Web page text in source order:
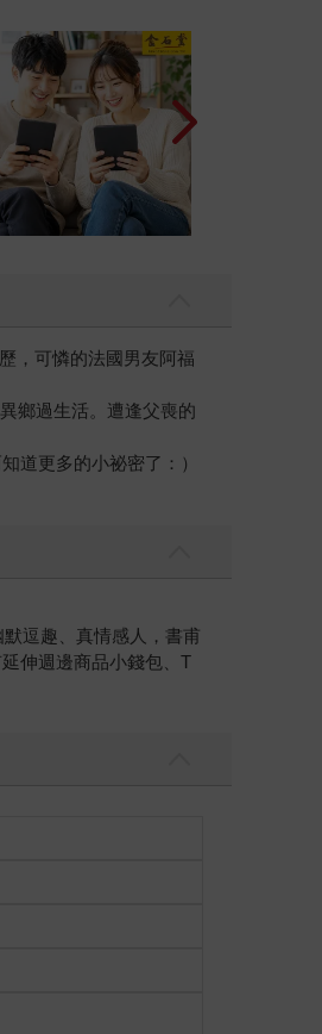
，可憐的法國男友阿福
鄉過生活。遭逢父喪的
道更多的小祕密了：）
逗趣、真情感人，書甫
伸週邊商品小錢包、T